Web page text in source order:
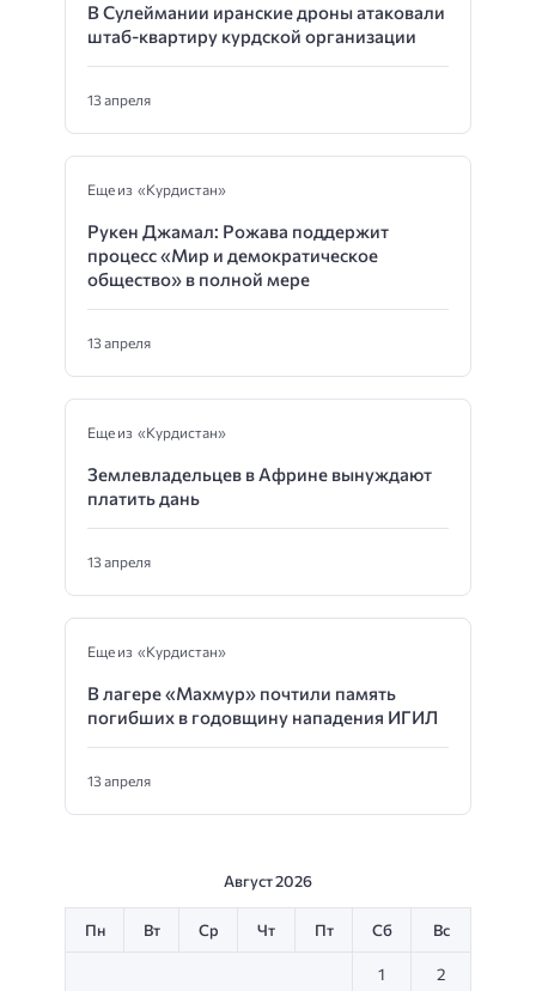
В Сулеймании иранские дроны атаковали
штаб-квартиру курдской организации
13 апреля
Еще из «Курдистан»
Рукен Джамал: Рожава поддержит
процесс «Мир и демократическое
общество» в полной мере
13 апреля
Еще из «Курдистан»
Землевладельцев в Африне вынуждают
платить дань
13 апреля
Еще из «Курдистан»
В лагере «Махмур» почтили память
погибших в годовщину нападения ИГИЛ
13 апреля
Август 2026
Пн Вт Ср Чт Пт Сб Вс
1 2